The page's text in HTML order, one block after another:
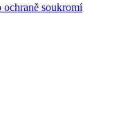
ochraně soukromí